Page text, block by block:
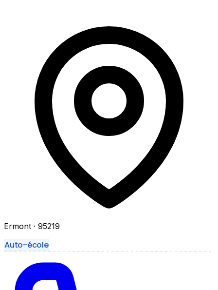
Ermont · 95219
Auto-école